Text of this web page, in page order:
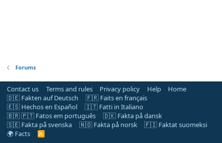
Forums
Contact us Terms and rules Privacy policy Help
Home
🇩🇪 Fakten auf Deutsch
🇫🇷 Faits en français
🇪🇸 Hechos en Español
🇮🇹 Fatti in Italiano
🇧🇷 🇵🇹 Fatos em português
🇩🇰 Fakta på dansk
🇸🇪 Fakta på svenska
🇳🇴 Fakta på norsk
🇫🇮 Faktat suomeksi
🌍 Facts
R